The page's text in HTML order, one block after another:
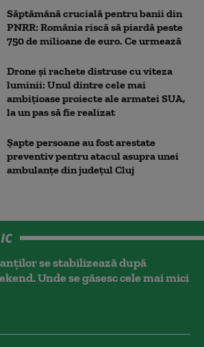
Săptămână crucială pentru banii din
PNRR: România riscă să piardă peste
750 de milioane de euro. Ce urmează
Drone și rachete distruse cu viteza
luminii: Unul dintre cele mai
ambițioase proiecte ale armatei SUA,
la un pas să fie realizat
Șapte persoane au fost arestate
preventiv pentru atacul asupra unei
ambulanțe din județul Cluj
se stabilizează după
Unde se găsesc cele mai mici